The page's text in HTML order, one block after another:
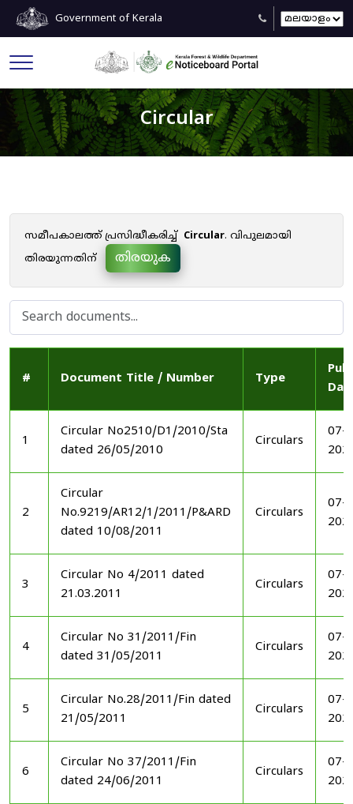
Government of Kerala
Circular
സമീപകാലത്ത് പ്രസിദ്ധീകരിച്ച് Circular. വിപുലമായി
തിരയുന്നതിന്
തിരയുക
# Document Title / Number Type
1
Circular No2510/D1/2010/Sta
dated 26/05/2010
Circulars
07-
2
Circular
No.9219/AR12/1/2011/P&ARD
dated 10/08/2011
Circulars
07-
3
Circular No 4/2011 dated
21.03.2011
Circulars
07-
4
Circular No 31/2011/Fin
dated 31/05/2011
Circulars
07-
5
Circular No.28/2011/Fin dated
21/05/2011
Circulars
07-
6
Circular No 37/2011/Fin
dated 24/06/2011
Circulars
07-